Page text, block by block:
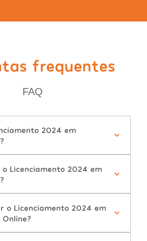
frequentes
FAQ
2024 em
Licenciamento 2024 em
o Licenciamento 2024 em